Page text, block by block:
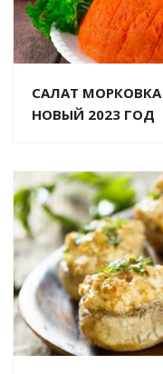
САЛАТ
НОВЫЙ 2023 ГОД